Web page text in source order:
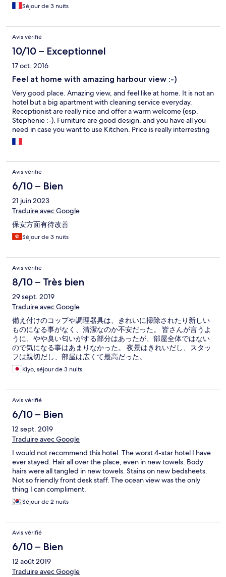
Séjour de 3 nuits
Avis vérifié
10/10 – Exceptionnel
17 oct. 2016
Feel at home with amazing harbour view :-)
Very good place. Amazing view, and feel like at home. It is not an
hotel but a big apartment with cleaning service everyday.
Receptionist are really nice and offer a warm welcome (esp.
Stephenie :-). Furniture are good design, and you have all you
need in case you want to use Kitchen. Price is really interresting
for such a good place. For sure I'll come back next time I'll be in
HKG. Only little thing is that location is not so good (mainly
restaurant around...but after searching and walking a little bit
you'll find one street higher with many kind of restaurant
(named "HIGH Street"). To resume this flat is simply great deal
:-)
Avis vérifié
6/10 – Bien
21 juin 2023
Traduire avec Google
保安方面有待改善
Séjour de 3 nuits
Avis vérifié
8/10 – Très bien
29 sept. 2019
Traduire avec Google
備え付けのコップや調理器具は、きれいに掃除されたり新しい
ものになる事がなく、清潔なのか不安だった。 皆さんが言うよ
うに、やや臭い匂いがする部分はあったが、部屋全体ではない
ので気になる事はあまりなかった。 夜景はきれいだし、スタッ
フは親切だし、部屋は広くて最高だった。
Kiyo, séjour de 3 nuits
Avis vérifié
6/10 – Bien
12 sept. 2019
Traduire avec Google
I would not recommend this hotel. The worst 4-star hotel I have
ever stayed. Hair all over the place, even in new towels. Body
hairs were all tangled in new towels. Stains on new bedsheets.
Not so friendly front desk staff. The ocean view was the only
thing I can compliment.
Séjour de 2 nuits
Avis vérifié
6/10 – Bien
12 août 2019
Traduire avec Google